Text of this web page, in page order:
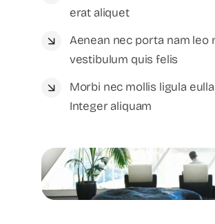
erat aliquet
Aenean nec porta nam leo
vestibulum quis felis
Morbi nec mollis ligula
Integer aliquam